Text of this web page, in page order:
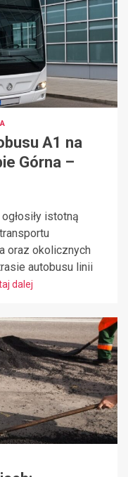
A1 na
Górna –
istotną
oraz okolicznych
autobusu linii
dalej